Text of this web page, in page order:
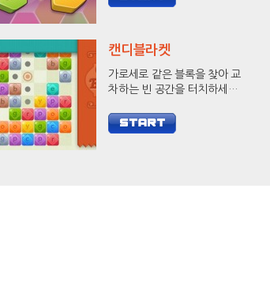
캔디블라켓
가로세로 같은 블록을 찾아 교
차하는 빈 공간을 터치하세요.
더 높은 점수를 얻을 수 있습니
다.